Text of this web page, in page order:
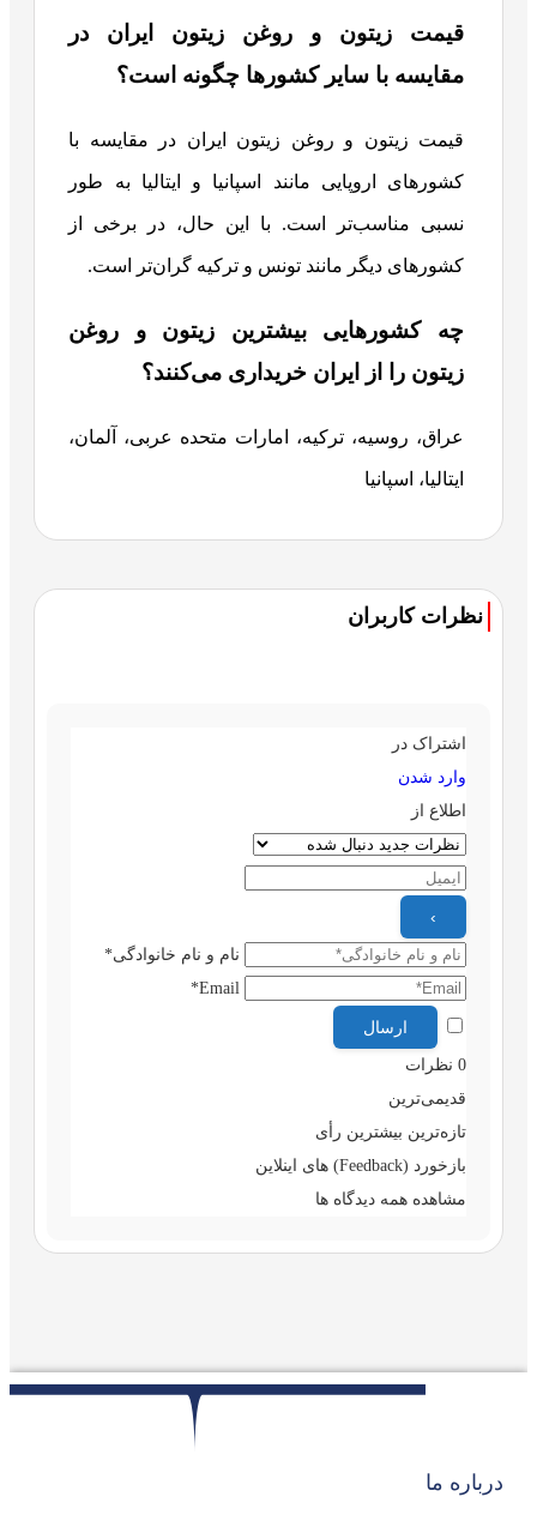
قیمت زیتون و روغن زیتون ایران در
مقایسه با سایر کشورها چگونه است؟
قیمت زیتون و روغن زیتون ایران در مقایسه با
کشورهای اروپایی مانند اسپانیا و ایتالیا به طور
نسبی مناسب‌تر است. با این حال، در برخی از
کشورهای دیگر مانند تونس و ترکیه گران‌تر است.
چه کشورهایی بیشترین زیتون و روغن
زیتون را از ایران خریداری می‌کنند؟
عراق، روسیه، ترکیه، امارات متحده عربی، آلمان،
ایتالیا، اسپانیا
نظرات کاربران
اشتراک در
وارد شدن
اطلاع از
نام و نام خانوادگی*
Email*
0 نظرات
قدیمی‌ترین
تازه‌ترین بیشترین رأی
بازخورد (Feedback) های اینلاین
مشاهده همه دیدگاه ها
درباره ما